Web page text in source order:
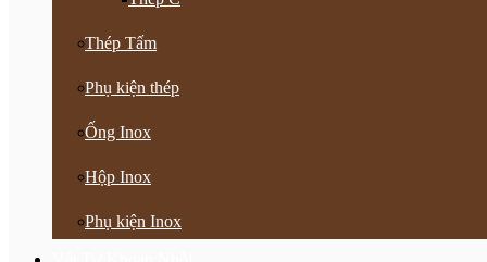
Thép Tấm
Phụ kiện thép
Ống Inox
Hộp Inox
Phụ kiện Inox